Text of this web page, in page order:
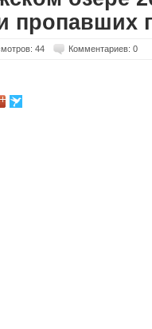
пропавших
44 Комментариев: 0